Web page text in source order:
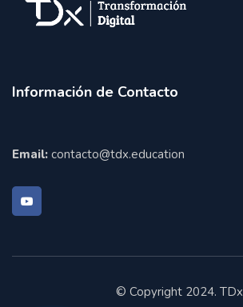
Información de Contacto
Email: contacto@tdx.education
© Copyright 2024. TDx